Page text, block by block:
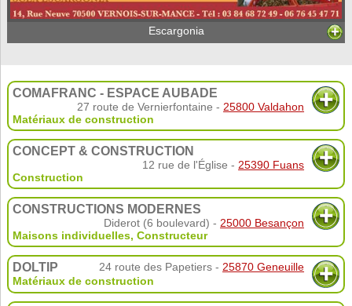
Escargonia
COMAFRANC - ESPACE AUBADE
27 route de Vernierfontaine -25800 Valdahon
Matériaux de construction
CONCEPT & CONSTRUCTION
12 rue de l'Église -25390 Fuans
Construction
CONSTRUCTIONS MODERNES
Diderot (6 boulevard) -25000 Besançon
Maisons individuelles, Constructeur
DOLTIP 24 route des Papetiers -25870 Geneuille
Matériaux de construction